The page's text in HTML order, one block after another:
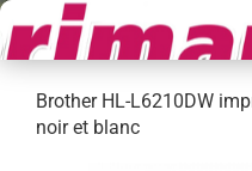
Brother HL-L6210DW
noir et blanc